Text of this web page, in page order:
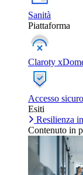
Sanità
Piattaforma
Claroty
Accesso
Esiti
Resilienza
Contenuto in